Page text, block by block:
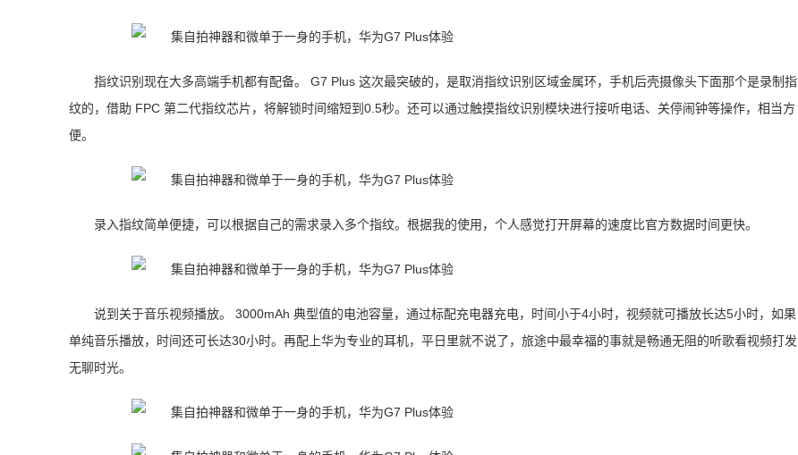
指纹识别现在大多高端手机都有配备。 G7 Plus 这次最突破的，是取消指纹识别区域金属环，手机后壳摄像头下面那个是录制指
纹的，借助 FPC 第二代指纹芯片，将解锁时间缩短到0.5秒。还可以通过触摸指纹识别模块进行接听电话、关停闹钟等操作，相当方
便。
录入指纹简单便捷，可以根据自己的需求录入多个指纹。根据我的使用，个人感觉打开屏幕的速度比官方数据时间更快。
说到关于音乐视频播放。 3000mAh 典型值的电池容量，通过标配充电器充电，时间小于4小时，视频就可播放长达5小时，如果
单纯音乐播放，时间还可长达30小时。再配上华为专业的耳机，平日里就不说了，旅途中最幸福的事就是畅通无阻的听歌看视频打发
无聊时光。